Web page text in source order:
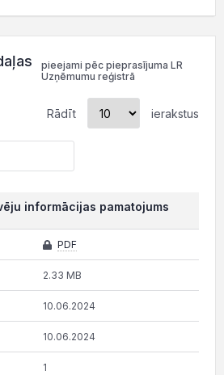
pieejami pēc pieprasījuma LR
Uzņēmumu reģistrā
Rādīt ierakstus
informācijas pamatojums
PDF
2.33 MB
10.06.2024
10.06.2024
1